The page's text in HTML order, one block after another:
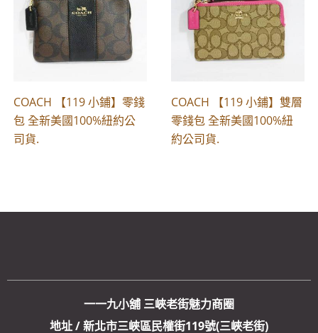
COACH 【119 小鋪】零錢
包 全新美國100%紐約公
司貨.
COACH 【119 小鋪】雙層
零錢包 全新美國100%紐
約公司貨.
一一九小舖 三峽老街魅力商圈
地址 / 新北市三峽區民權街119號(三峽老街)